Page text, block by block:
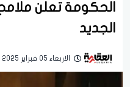
الحكومة تعلن
الجديد
الاربعاء 05 فبراير 2025 | 12:25 صباحاً